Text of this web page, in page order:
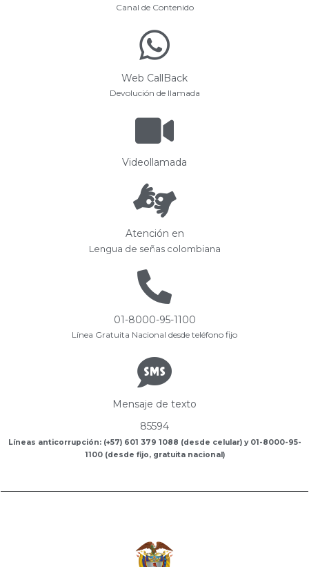
Canal de Contenido
Web CallBack
Devolución de llamada
Videollamada
Atención en
Lengua de señas colombiana
01-8000-95-1100
Línea Gratuita Nacional desde teléfono fijo
Mensaje de texto
85594
Líneas anticorrupción: (+57) 601 379 1088 (desde celular) y 01-8000-95-
1100 (desde fijo, gratuita nacional)